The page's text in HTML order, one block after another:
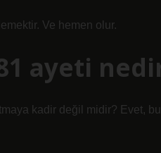
Ve hemen olur.
ayeti
kadir değil midir? Evet,